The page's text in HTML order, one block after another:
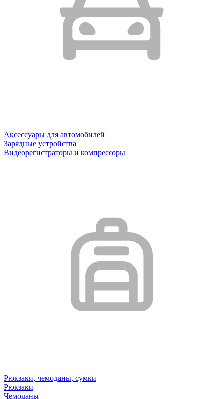
Аксессуары для автомобилей
Зарядные устройства
Видеорегистраторы и компрессоры
Рюкзаки, чемоданы, сумки
Рюкзаки
Чемоданы